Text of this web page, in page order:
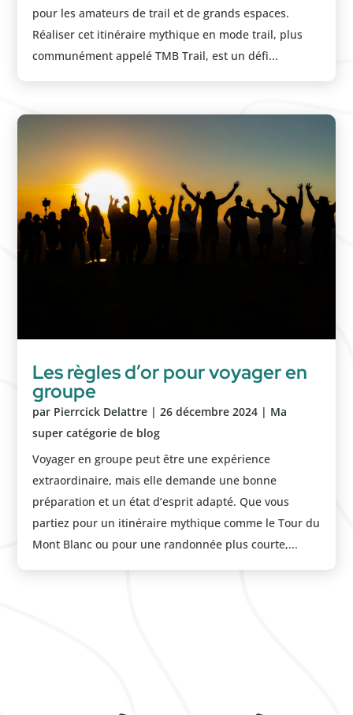
pour les amateurs de trail et de grands espaces.
Réaliser cet itinéraire mythique en mode trail, plus
communément appelé TMB Trail, est un défi...
Les règles d’or pour voyager en
groupe
par Pierrcick Delattre |26 décembre 2024 | Ma
super catégorie de blog
Voyager en groupe peut être une expérience
extraordinaire, mais elle demande une bonne
préparation et un état d’esprit adapté. Que vous
partiez pour un itinéraire mythique comme le Tour du
Mont Blanc ou pour une randonnée plus courte,...